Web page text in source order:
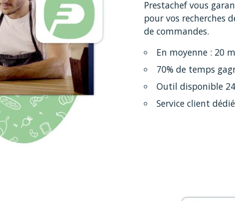
Prestachef vous
pour vos recherches
de commandes.
En moyenne : 20
70% de temps
Outil disponible
Service client dédié